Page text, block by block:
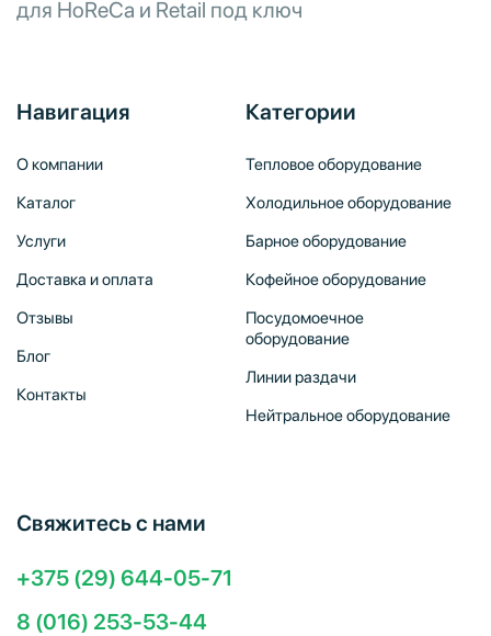
для HoReCa и Retail под ключ
Навигация
О компании
Каталог
Услуги
Доставка и оплата
Отзывы
Блог
Контакты
Категории
Тепловое оборудование
Холодильное оборудование
Барное оборудование
Кофейное оборудование
Посудомоечное
оборудование
Линии раздачи
Нейтральное оборудование
Свяжитесь с нами
+375 (29) 644-05-71
8 (016) 253-53-44